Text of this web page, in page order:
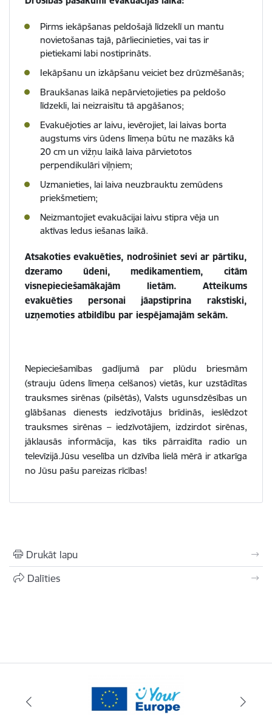
Pirms iekāpšanas peldošajā līdzeklī un mantu
novietošanas tajā, pārliecinieties, vai tas ir
pietiekami labi nostiprināts.
Iekāpšanu un izkāpšanu veiciet bez drūzmēšanās;
Braukšanas laikā nepārvietojieties pa peldošo
līdzekli, lai neizraisītu tā apgāšanos;
Evakuējoties ar laivu, ievērojiet, lai laivas borta
augstums virs ūdens līmeņa būtu ne mazāks kā
20 cm un vižņu laikā laiva pārvietotos
perpendikulāri viļņiem;
Uzmanieties, lai laiva neuzbrauktu zemūdens
priekšmetiem;
Neizmantojiet evakuācijai laivu stipra vēja un
aktīvas ledus iešanas laikā.
Atsakoties evakuēties, nodrošiniet sevi ar pārtiku,
dzeramo ūdeni, medikamentiem, citām
visnepieciešamākajām lietām. Atteikums
evakuēties personai jāapstiprina rakstiski,
uzņemoties atbildību par iespējamajām sekām.
Nepieciešamības gadījumā par plūdu briesmām
(strauju ūdens līmeņa celšanos) vietās, kur uzstādītas
trauksmes sirēnas (pilsētās), Valsts ugunsdzēsības un
glābšanas dienests iedzīvotājus brīdinās, ieslēdzot
trauksmes sirēnas – iedzīvotājiem, izdzirdot sirēnas,
jāklausās informācija, kas tiks pārraidīta radio un
televīzijā.Jūsu veselība un dzīvība lielā mērā ir atkarīga
no Jūsu pašu pareizas rīcības!
Drukāt lapu
Dalīties